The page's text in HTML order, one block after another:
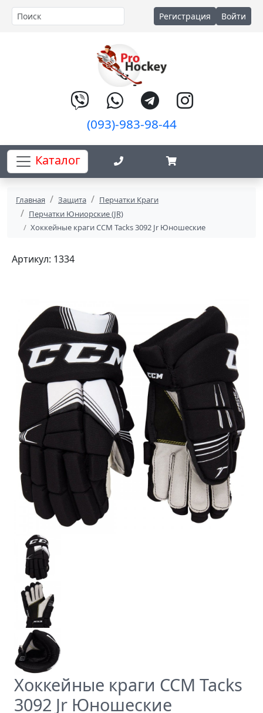
Регистрация Войти
(093)-983-98-44
Каталог
Главная Защита
Перчатки Краги
Перчатки Юниорские (JR)
Хоккейные краги CCM Tacks 3092 Jr Юношеские
Артикул: 1334
Хоккейные краги CCM Tacks
3092 Jr Юношеские